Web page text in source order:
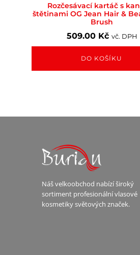
Rozčesávací kartáč s
štětinami OG Jean Hair &
Brush
509.00 Kč vč. DPH
DO KOŠÍKU
Náš velkoobchod nabízí široký
sortiment profesionální vlasové
kosmetiky světových značek.